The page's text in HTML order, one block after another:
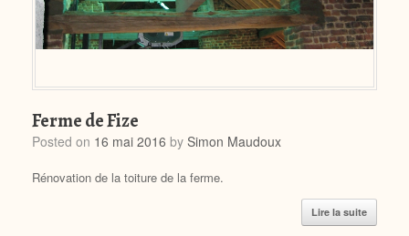
Ferme de Fize
Posted on 16 mai 2016 by Simon Maudoux
Rénovation de la toiture de la ferme.
Lire la suite